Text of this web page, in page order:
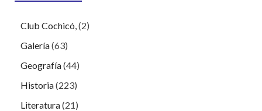
Club Cochicó, (2)
Galería(63)
Geografía(44)
Historia(223)
Literatura(21)